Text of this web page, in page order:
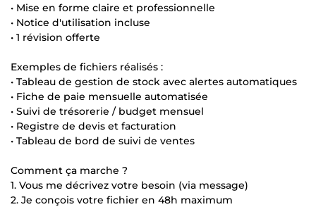
• Mise en forme claire et professionnelle
• Notice d'utilisation incluse
• 1 révision offerte
Exemples de fichiers réalisés :
• Tableau de gestion de stock avec alertes automatiques
• Fiche de paie mensuelle automatisée
• Suivi de trésorerie / budget mensuel
• Registre de devis et facturation
• Tableau de bord de suivi de ventes
Comment ça marche ?
1. Vous me décrivez votre besoin (via message)
2. Je conçois votre fichier en 48h maximum